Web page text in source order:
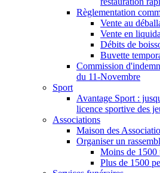
Règlementation
Vente au
Vente en
Débits de
Buvette
Commission
du 11-Novembre
Sport
Avantage Sport :
licence sportive des
Associations
Maison des
Organiser un
Moins de 1500
Plus de 1500